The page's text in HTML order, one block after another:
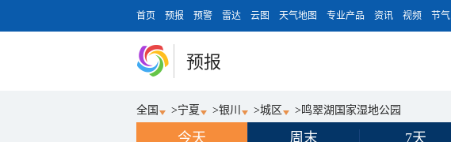
首页 预报 预警 雷达 云图 天气地图 专业产品 资讯 视频 节气
预报
全国 >宁夏 >银川 >城区 > 鸣翠湖国家湿地公园
今天 周末 7天